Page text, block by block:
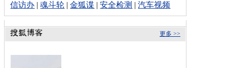
信访办 |魂斗轮 |金狐谍 |安全检测 |汽车视频
更多 >>